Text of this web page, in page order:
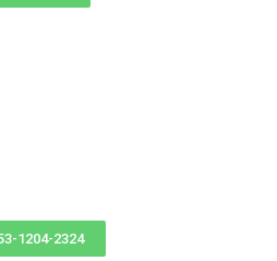
1204-2324